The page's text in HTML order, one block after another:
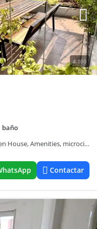
4.100
baño
Departamento en edificio Premium: Green House, Amenities, microcine, dos piscinas, balcon aterrazado al contrafrente, vista arbolada. Aquí el Departamento:
Contactar